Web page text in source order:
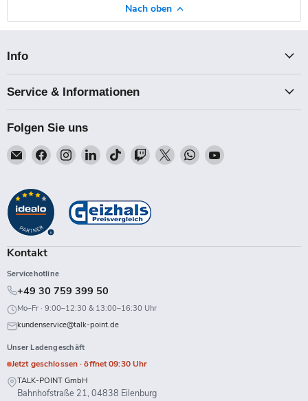
Nach oben
Info
Service & Informationen
Folgen Sie uns
Email
Talk-
Finden
Sie
auf
Facebook
Finden
Sie
Instagram
Finden
Sie
LinkedIn
Finden
Sie
TikTok
Finden
Sie
Twitch
Finden
Sie
Finden
Sie
Finden
Kontakt
Servicehotline
+49 30 759 399 50
Mo–Fr · 9:00–12:30 & 13:00–16:30 Uhr
kundenservice@talk-point.de
Unser Ladengeschäft
Jetzt geschlossen · öffnet 09:30 Uhr
TALK-POINT GmbH
Bahnhofstraße 21, 04838 Eilenburg